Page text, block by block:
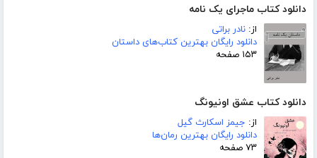
دانلود کتاب ماجرای یک نامه
از: نادر براتی
دانلود رایگان بهترین کتاب‌های داستان
۱۵۳ صفحه
دانلود کتاب عشق اونیونگ
از: جیمز اسکارث گیل
دانلود رایگان بهترین رمان‌ها
۷۳ صفحه